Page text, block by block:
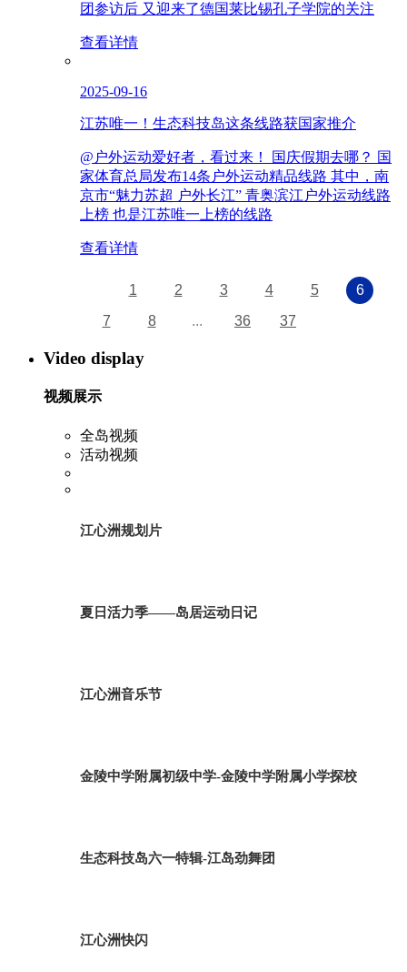
团参访后 又迎来了德国莱比锡孔子学院的关注
查看详情
2025-09-16
江苏唯一！生态科技岛这条线路获国家推介
@户外运动爱好者，看过来！ 国庆假期去哪？ 国
家体育总局发布14条户外运动精品线路 其中，南
京市“魅力苏超 户外长江” 青奥滨江户外运动线路
上榜 也是江苏唯一上榜的线路
查看详情
1 2 3 4 5
6
7
8 ... 36 37
Video display
视频展示
全岛视频
活动视频
江心洲规划片
夏日活力季——岛居运动日记
江心洲音乐节
金陵中学附属初级中学-金陵中学附属小学探校
生态科技岛六一特辑-江岛劲舞团
江心洲快闪